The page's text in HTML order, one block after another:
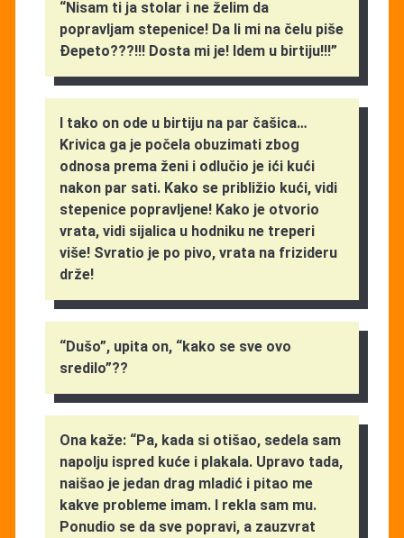
“Nisam ti ja stolar i ne želim da
popravljam stepenice! Da li mi na čelu piše
Đepeto???!!! Dosta mi je! Idem u birtiju!!!”
I tako on ode u birtiju na par čašica…
Krivica ga je počela obuzimati zbog
odnosa prema ženi i odlučio je ići kući
nakon par sati. Kako se približio kući, vidi
stepenice popravljene! Kako je otvorio
vrata, vidi sijalica u hodniku ne treperi
više! Svratio je po pivo, vrata na frizideru
drže!
“Dušo”, upita on, “kako se sve ovo
sredilo”??
Ona kaže: “Pa, kada si otišao, sedela sam
napolju ispred kuće i plakala. Upravo tada,
naišao je jedan drag mladić i pitao me
kakve probleme imam. I rekla sam mu.
Ponudio se da sve popravi, a zauzvrat